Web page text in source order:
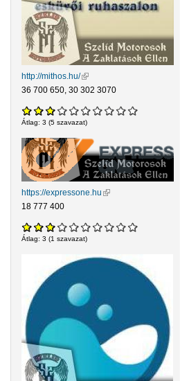
http://mithos.hu/(külső hivatkozás)
36 700 650, 30 302 3070
Átlag: 3 (5 szavazat)
https://expressone.hu (külső hivatkozás)
18 777 400
Átlag: 3 (1 szavazat)